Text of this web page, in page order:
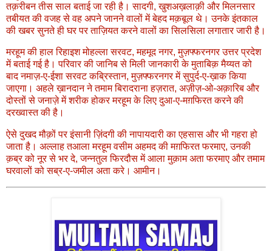
तक़रीबन तीस साल बताई जा रही है। सादगी, खुशअख़लाक़ी और मिलनसार
तबीयत की वजह से वह अपने जानने वालों में बेहद मक़बूल थे। उनके इंतकाल
की खबर सुनते ही घर पर ताज़ियत करने वालों का सिलसिला लगातार जारी है।
मरहूम की हाल रिहाइश मोहल्ला सरवट, महमूद नगर, मुज़फ्फरनगर उत्तर प्रदेश
में बताई गई है। परिवार की जानिब से मिली जानकारी के मुताबिक़ मैय्यत को
बाद नमाज़-ए-ईशा सरवट कब्रिस्तान, मुज़फ्फरनगर में सुपुर्द-ए-ख़ाक किया
जाएगा। अहले ख़ानदान ने तमाम बिरादराना हज़रात, अज़ीज़-ओ-अक़ारिब और
दोस्तों से जनाज़े में शरीक होकर मरहूम के लिए दुआ-ए-मग़फिरत करने की
दरख्वास्त की है।
ऐसे दुखद मौक़ों पर इंसानी ज़िंदगी की नापायदारी का एहसास और भी गहरा हो
जाता है। अल्लाह तआला मरहूम वसीम अहमद की मग़फिरत फरमाए, उनकी
क़ब्र को नूर से भर दे, जन्नतुल फिरदौस में आला मुक़ाम अता फरमाए और तमाम
घरवालों को सब्र-ए-जमील अता करे। आमीन।